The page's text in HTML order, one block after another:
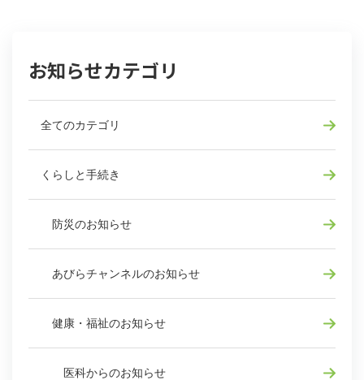
お知らせカテゴリ
全てのカテゴリ
くらしと手続き
防災のお知らせ
あびらチャンネルのお知らせ
健康・福祉のお知らせ
医科からのお知らせ